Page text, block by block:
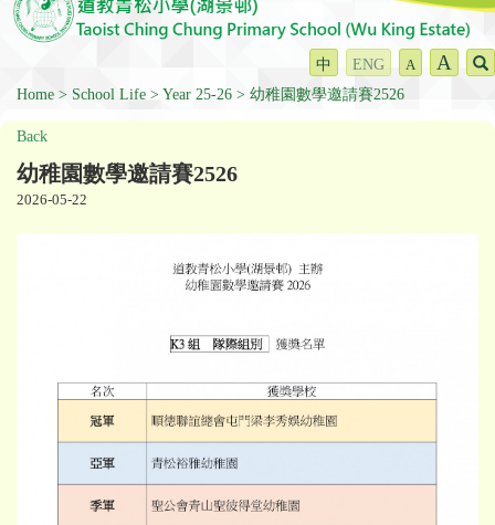
中 ENG A A
Home School Life Year 25-26 幼稚園數學邀請賽2526
Back
幼稚園數學邀請賽2526
2026-05-22